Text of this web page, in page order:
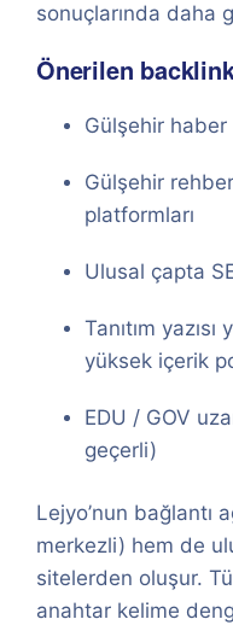
sonuçlarında daha
Önerilen
Gülşehir haber
Gülşehir
platformları
Ulusal çapta
Tanıtım yazısı
yüksek içerik
EDU / GOV
geçerli)
Lejyo’nun bağlantı
merkezli) hem de
sitelerden oluşur.
anahtar kelime